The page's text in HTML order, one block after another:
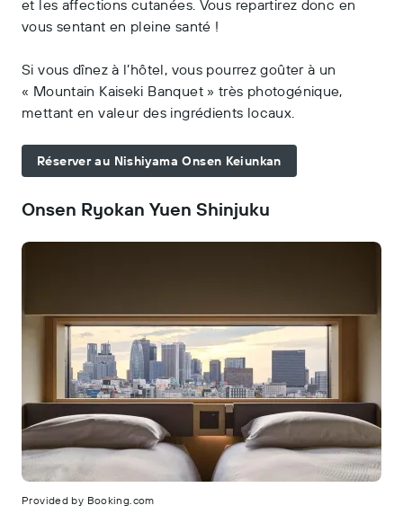
et les affections cutanées. Vous repartirez donc en
vous sentant en pleine santé !
Si vous dînez à l’hôtel, vous pourrez goûter à un
« Mountain Kaiseki Banquet » très photogénique,
mettant en valeur des ingrédients locaux.
Réserver au Nishiyama Onsen Keiunkan
Onsen Ryokan Yuen Shinjuku
Provided by Booking.com